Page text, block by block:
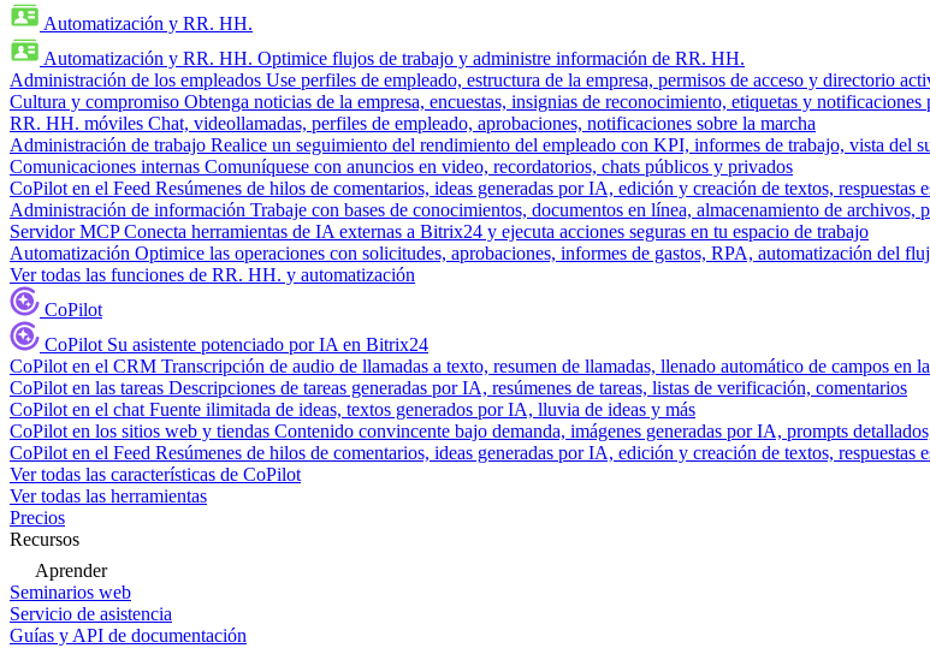
Automatización y RR. HH.
Automatización y RR. HH. Optimice flujos de trabajo y administre información de RR. HH.
Administración de los empleados Use perfiles de empleado, estructura de la empresa, permisos de acceso y directorio
Cultura y compromiso Obtenga noticias de la empresa, encuestas, insignias de reconocimiento, etiquetas y notificaciones
RR. HH. móviles Chat, videollamadas, perfiles de empleado, aprobaciones, notificaciones sobre la marcha
Administración de trabajo Realice un seguimiento del rendimiento del empleado con KPI, informes de trabajo, vista del
Comunicaciones internas Comuníquese con anuncios en video, recordatorios, chats públicos y privados
CoPilot en el Feed Resúmenes de hilos de comentarios, ideas generadas por IA, edición y creación de textos, respuestas
Administración de información Trabaje con bases de conocimientos, documentos en línea, almacenamiento de archivos,
Servidor MCP Conecta herramientas de IA externas a Bitrix24 y ejecuta acciones seguras en tu espacio de trabajo
Automatización Optimice las operaciones con solicitudes, aprobaciones, informes de gastos, RPA, automatización del
Ver todas las funciones de RR. HH. y automatización
CoPilot
CoPilot Su asistente potenciado por IA en Bitrix24
CoPilot en el CRM Transcripción de audio de llamadas a texto, resumen de llamadas, llenado automático de campos en
CoPilot en las tareas Descripciones de tareas generadas por IA, resúmenes de tareas, listas de verificación, comentarios
CoPilot en el chat Fuente ilimitada de ideas, textos generados por IA, lluvia de ideas y más
CoPilot en los sitios web y tiendas Contenido convincente bajo demanda, imágenes generadas por IA, prompts
CoPilot en el Feed Resúmenes de hilos de comentarios, ideas generadas por IA, edición y creación de textos, respuestas
Ver todas las características de CoPilot
Ver todas las herramientas
Precios
Recursos
Aprender
Seminarios web
Servicio de asistencia
Guías y API de documentación